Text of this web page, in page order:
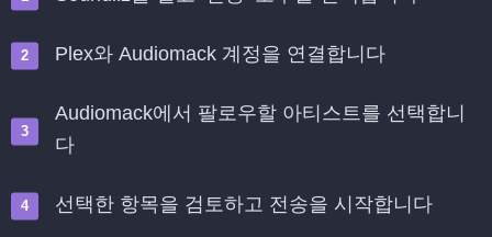
Plex와 Audiomack 계정을 연결합니다
Audiomack에서 팔로우할 아티스트를 선택합니
다
선택한 항목을 검토하고 전송을 시작합니다